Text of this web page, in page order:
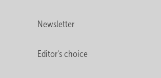
Newsletter
Editor's choice